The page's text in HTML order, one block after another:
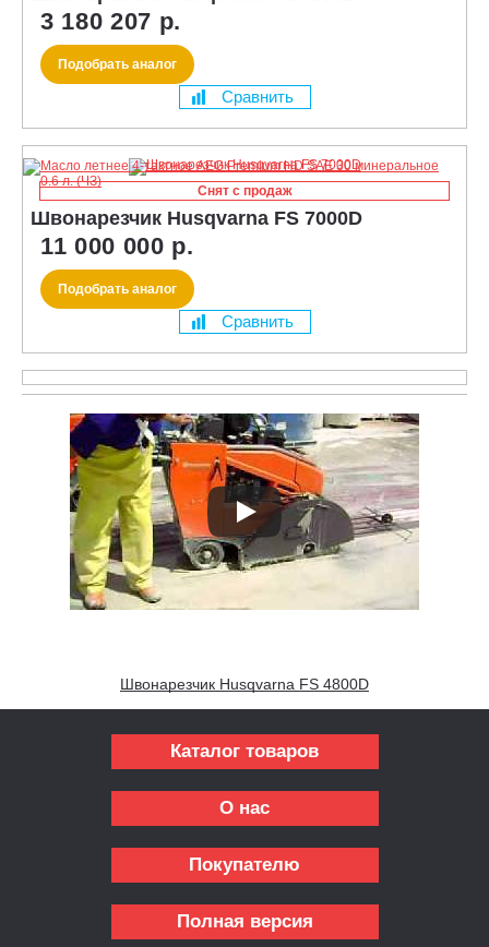
3 180 207 р.
Подобрать аналог
Сравнить
Снят с продаж
Швонарезчик Husqvarna FS 7000D
11 000 000 р.
Подобрать аналог
Сравнить
Швонарезчик Husqvarna FS 4800D
Каталог товаров
О нас
Покупателю
Полная версия